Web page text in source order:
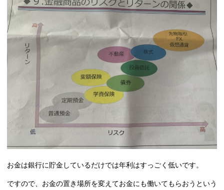
お金は銀行に貯金しているだけでは年利はすっごく低いです。
ですので、お金の置き場所を変えてお金にも働いてもらおうという